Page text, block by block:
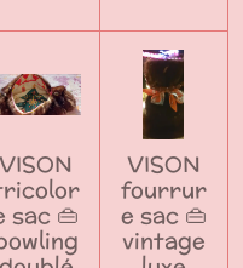
VISON
sac 👜
VISON
fourrur
e sac 👜
vintage